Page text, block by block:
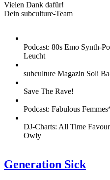
Vielen Dank dafür!
Dein subculture-Team
Podcast: 80s Emo Synth-
Leucht
subculture Magazin Soli
Save The Rave!
Podcast: Fabulous
DJ-Charts: All Time
Owly
Generation Sick